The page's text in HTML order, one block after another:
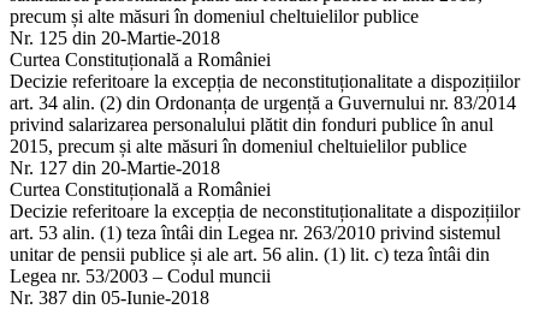
precum și alte măsuri în domeniul cheltuielilor publice
Nr. 125 din 20-Martie-2018
Curtea Constituțională a României
Decizie referitoare la excepția de neconstituționalitate a dispozițiilor
art. 34 alin. (2) din Ordonanța de urgență a Guvernului nr. 83/2014
privind salarizarea personalului plătit din fonduri publice în anul
2015, precum și alte măsuri în domeniul cheltuielilor publice
Nr. 127 din 20-Martie-2018
Curtea Constituțională a României
Decizie referitoare la excepția de neconstituționalitate a dispozițiilor
art. 53 alin. (1) teza întâi din Legea nr. 263/2010 privind sistemul
unitar de pensii publice și ale art. 56 alin. (1) lit. c) teza întâi din
Legea nr. 53/2003 – Codul muncii
Nr. 387 din 05-Iunie-2018